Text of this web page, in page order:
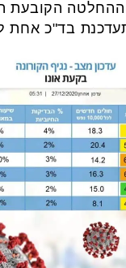
ההחלטה
בד"כ אחת